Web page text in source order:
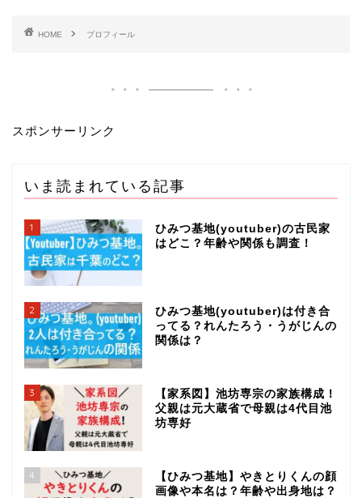
HOME プロフィール
スポンサーリンク
いま読まれている記事
1
ひみつ基地(youtuber)の古民家
はどこ？年齢や関係も調査！
2
ひみつ基地(youtuber)は付き合
ってる？れんたろう・うがじんの
関係は？
3
【家系図】池坊専宗の家族構成！
父親は元大蔵省で母親は4代目池
坊専好
4
【ひみつ基地】やきとりくんの顔
画像や本名は？年齢や出身地は？